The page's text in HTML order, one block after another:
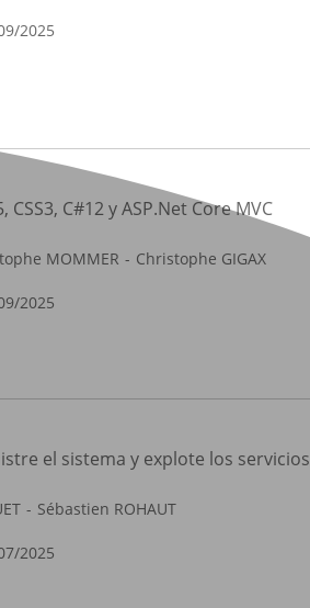
2025
C#12 y ASP.Net Core MVC
MOMMER Christophe GIGAX
2025
el sistema y explote los servicios
Sébastien ROHAUT
2025